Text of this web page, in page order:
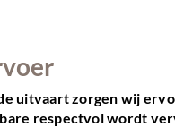
uitvaart zorgen wij
respectvol wordt